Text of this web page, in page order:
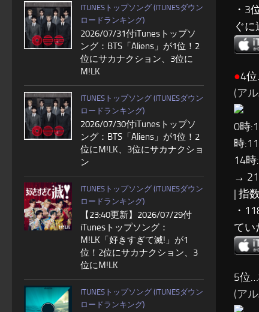
・3
ぐ
●4位
(ア
0時
時
14
→
| 指
・
てい
5位
(ア
ITUNESトップソング (ITUNESダウン
ロードランキング)
2026/07/31付iTunesトップソ
ング：BTS「Aliens」が1位！2
位にサカナクション、3位に
M!LK
ITUNESトップソング (ITUNESダウン
ロードランキング)
2026/07/30付iTunesトップソ
ング：BTS「Aliens」が1位！2
位にM!LK、3位にサカナクショ
ン
ITUNESトップソング (ITUNESダウン
ロードランキング)
【23:40更新】2026/07/29付
iTunesトップソング：
M!LK「好きすぎて滅!」が1
位！2位にサカナクション、3
位にM!LK
ITUNESトップソング (ITUNESダウン
ロードランキング)